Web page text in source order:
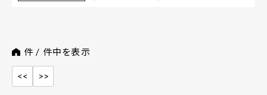
件 / 件中を表示
<< >>